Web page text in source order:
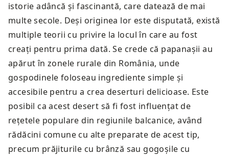
istorie adâncă și fascinantă, care datează de mai
multe secole. Deși originea lor este disputată, există
multiple teorii cu privire la locul în care au fost
creați pentru prima dată. Se crede că papanașii au
apărut în zonele rurale din România, unde
gospodinele foloseau ingrediente simple și
accesibile pentru a crea deserturi delicioase. Este
posibil ca acest desert să fi fost influențat de
rețetele populare din regiunile balcanice, având
rădăcini comune cu alte preparate de acest tip,
precum prăjiturile cu brânză sau gogoșile cu